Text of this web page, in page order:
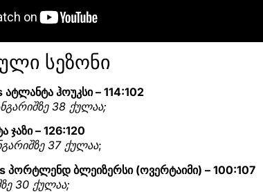
სეზონი
ჰოუკსი – 114:102
38 ქულაა;
ჯაზი – 126:120
37 ქულაა;
პორტლენდ ბლეიზერსი (ოვერტაიმი) – 100:107
30 ქულაა;